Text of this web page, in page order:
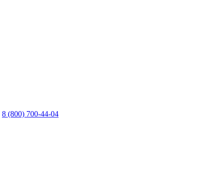
8 (800) 700-44-04